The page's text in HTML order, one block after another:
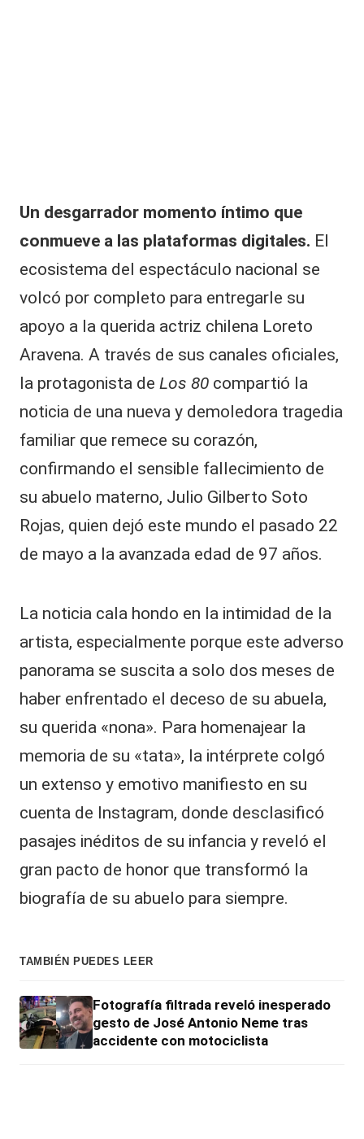
Un desgarrador momento íntimo que
conmueve a las plataformas digitales. El
ecosistema del espectáculo nacional se
volcó por completo para entregarle su
apoyo a la querida actriz chilena Loreto
Aravena. A través de sus canales oficiales,
la protagonista de Los 80 compartió la
noticia de una nueva y demoledora tragedia
familiar que remece su corazón,
confirmando el sensible fallecimiento de
su abuelo materno, Julio Gilberto Soto
Rojas, quien dejó este mundo el pasado 22
de mayo a la avanzada edad de 97 años.
La noticia cala hondo en la intimidad de la
artista, especialmente porque este adverso
panorama se suscita a solo dos meses de
haber enfrentado el deceso de su abuela,
su querida «nona». Para homenajear la
memoria de su «tata», la intérprete colgó
un extenso y emotivo manifiesto en su
cuenta de Instagram, donde desclasificó
pasajes inéditos de su infancia y reveló el
gran pacto de honor que transformó la
biografía de su abuelo para siempre.
TAMBIÉN PUEDES LEER
Fotografía filtrada reveló inesperado
gesto de José Antonio Neme tras
accidente con motociclista